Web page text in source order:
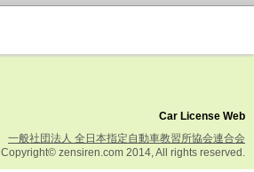
Car License Web
一般社団法人 全日本指定自動車教習所協会連合会
Copyright© zensiren.com 2014, All rights reserved.